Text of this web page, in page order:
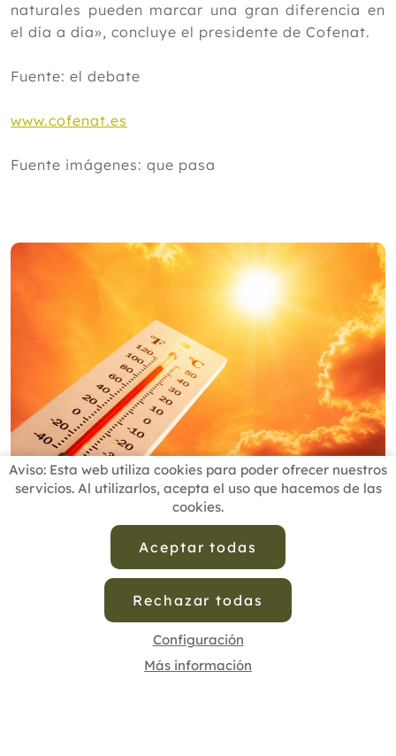
naturales pueden marcar una gran diferencia en
el día a día», concluye el presidente de Cofenat.
Fuente: el debate
www.cofenat.es
Fuente imágenes: que pasa
remedios naturales piernas hinchadas
Terapias Naturales,Usoterapiasnaturales
salud natural , Medicina Natural
Compartir Pin it
Aviso: Esta web utiliza cookies para poder ofrecer nuestros
servicios. Al utilizarlos, acepta el uso que hacemos de las
cookies.
Aceptar todas
Rechazar todas
Configuración
Más información